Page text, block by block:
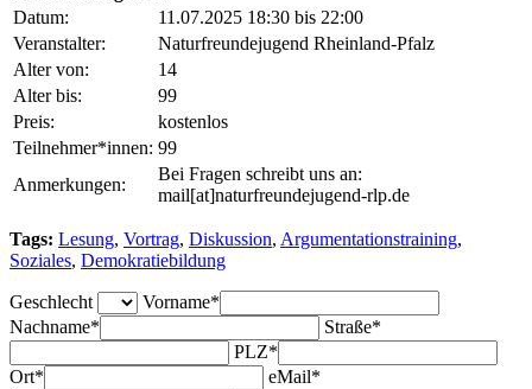
Datum:
11.07.2025 18:30 bis 22:00
Veranstalter:
Naturfreundejugend Rheinland-Pfalz
Alter von:
14
Alter bis:
99
Preis:
kostenlos
Teilnehmer*innen: 99
Anmerkungen:
Bei Fragen schreibt uns an:
mail[at]naturfreundejugend-rlp.de
Tags: Lesung, Vortrag, Diskussion, Argumentationstraining,
Soziales, Demokratiebildung
Geschlecht
Vorname*
Nachname*
Straße*
PLZ*
Ort*
eMail*